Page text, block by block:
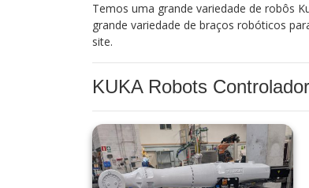
Temos uma grande variedade de robôs
grande variedade de braços robóticos
site.
KUKA Robots